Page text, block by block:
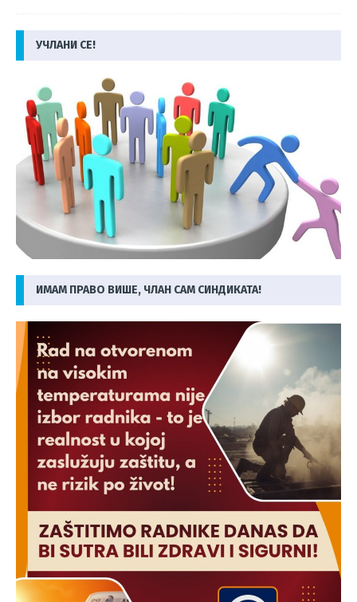
УЧЛАНИ СЕ!
ИМАМ ПРАВО ВИШЕ, ЧЛАН САМ СИНДИКАТА!